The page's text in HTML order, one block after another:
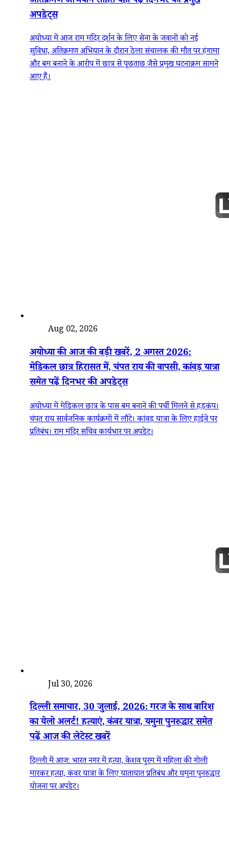
अपडेट्स
अयोध्या में आज राम मंदिर दर्शन के लिए सेना के जवानों को नई
सुविधा, अतिक्रमण अभियान के दौरान ठेला संचालक की मौत पर हंगामा
और बम बनाने के आरोप में छात्र से पूछताछ जैसे प्रमुख घटनाक्रम सामने
आए हैं।
Aug 02, 2026
अयोध्या की आज की बड़ी खबरें, 2 अगस्त 2026:
मेडिकल छात्र हिरासत में, चंपत राय की वापसी, कांवड़ यात्रा
समेत पढ़ें दिनभर की अपडेट्स
अयोध्या में मेडिकल छात्र के पास बम बनाने की पर्ची मिलने से हड़कंप।
चंपत राय सार्वजनिक कार्यक्रमों में लौटे। कांवड़ यात्रा के लिए हाईवे पर
प्रतिबंध। राम मंदिर सचिव कार्यभार पर अपडेट।
Jul 30, 2026
दिल्ली समाचार, 30 जुलाई, 2026: गरज के साथ बारिश
का येलो अलर्ट! हत्याएं, कंवर यात्रा, यमुना पुनरुद्धार समेत
पढ़ें आज की लेटेस्ट खबरें
दिल्ली में आज: भारत नगर में हत्या, केशव पुरम में महिला की गोली
मारकर हत्या, कंवर यात्रा के लिए यातायात प्रतिबंध और यमुना पुनरुद्धार
योजना पर अपडेट।